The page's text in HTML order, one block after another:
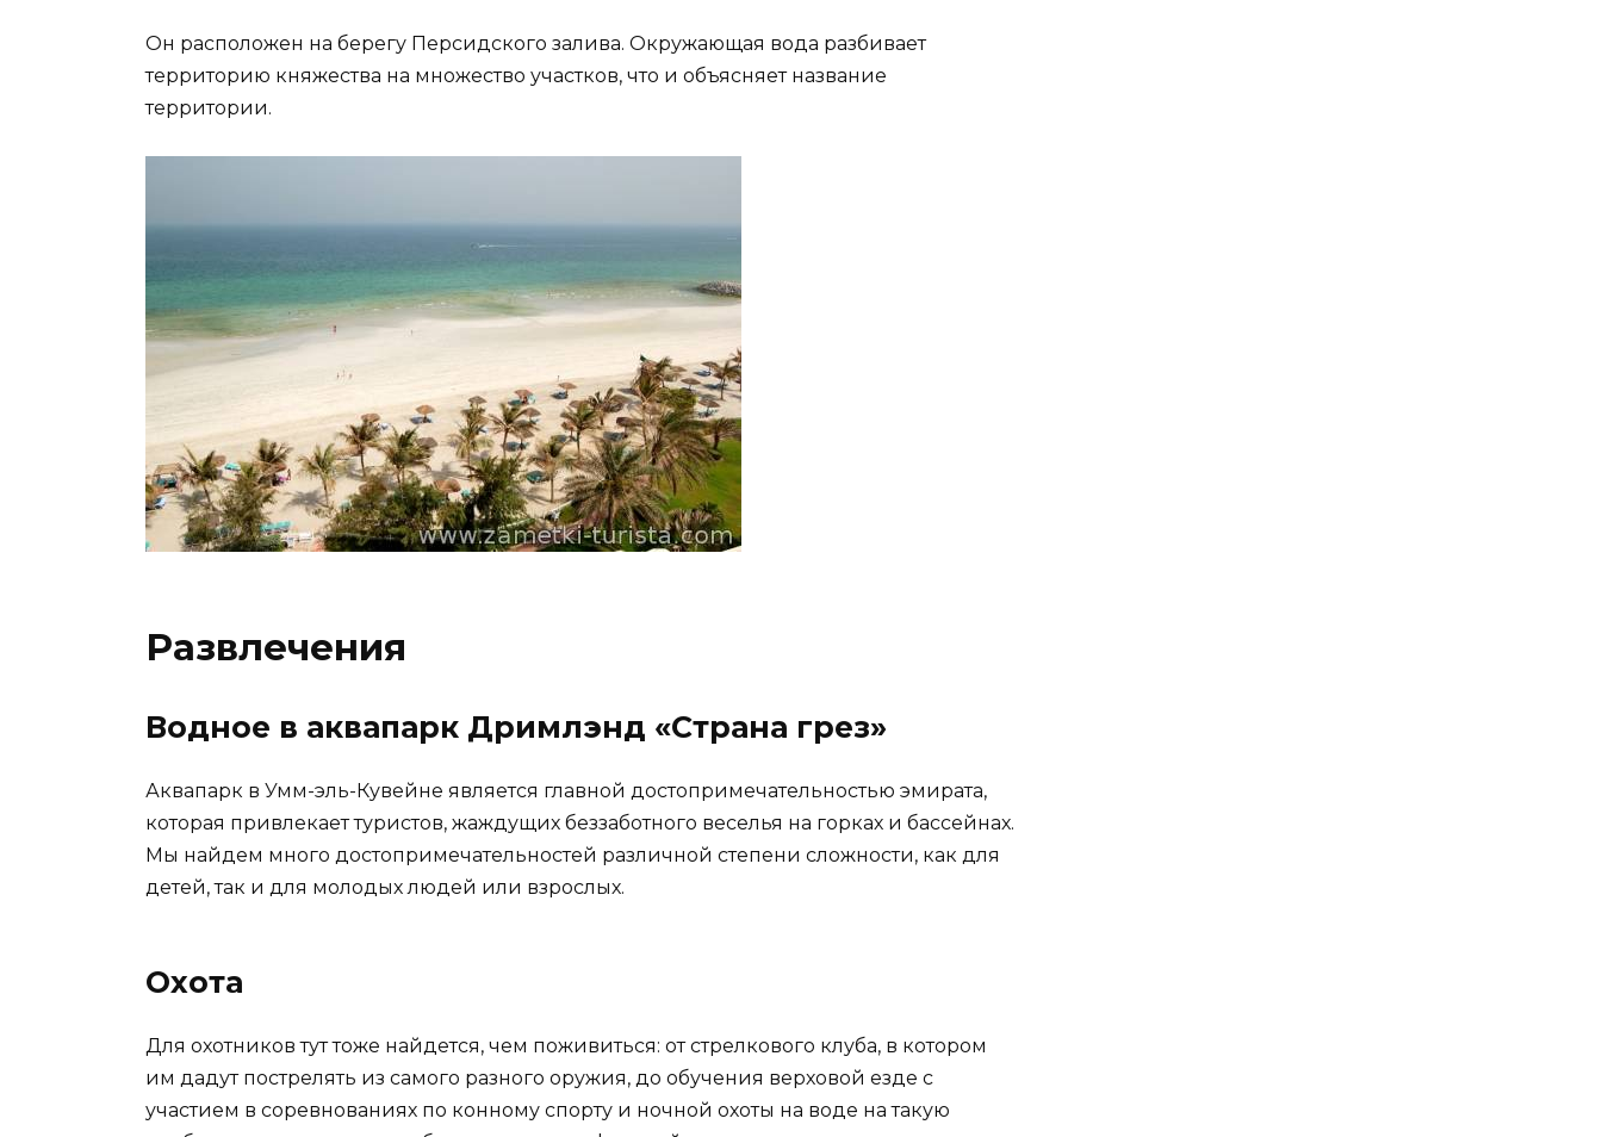
Он расположен на берегу Персидского залива. Окружающая вода разбивает
территорию княжества на множество участков, что и объясняет название
территории.
Развлечения
Водное в аквапарк Дримлэнд «Страна грез»
Аквапарк в Умм-эль-Кувейне является главной достопримечательностью эмирата,
которая привлекает туристов, жаждущих беззаботного веселья на горках и бассейнах.
Мы найдем много достопримечательностей различной степени сложности, как для
детей, так и для молодых людей или взрослых.
Охота
Для охотников тут тоже найдется, чем поживиться: от стрелкового клуба, в котором
им дадут пострелять из самого разного оружия, до обучения верховой езде с
участием в соревнованиях по конному спорту и ночной охоты на воде на такую